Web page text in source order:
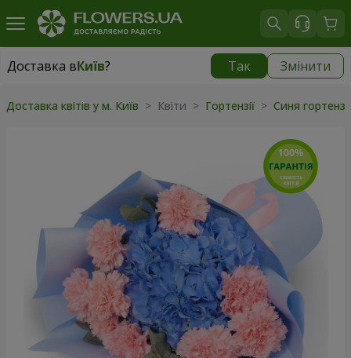
Доставка вКиїв? Так Змінити
Доставка вКиїв
Доставка квітів у м. Київ > Квіти > Гортензії > Синя